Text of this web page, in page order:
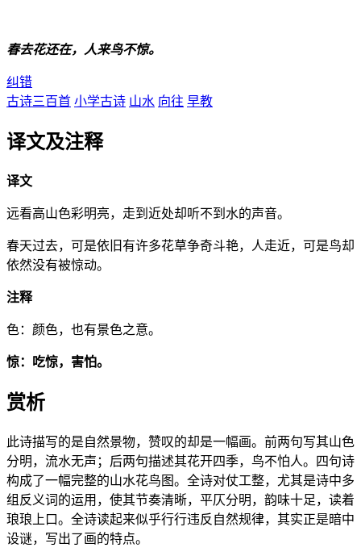
春去花还在，人来鸟不惊。
纠错
古诗三百首 小学古诗 山水 向往 早教
译文及注释
译文
远看高山色彩明亮，走到近处却听不到水的声音。
春天过去，可是依旧有许多花草争奇斗艳，人走近，可是鸟却
依然没有被惊动。
注释
色：颜色，也有景色之意。
惊：吃惊，害怕。
赏析
此诗描写的是自然景物，赞叹的却是一幅画。前两句写其山色
分明，流水无声；后两句描述其花开四季，鸟不怕人。四句诗
构成了一幅完整的山水花鸟图。全诗对仗工整，尤其是诗中多
组反义词的运用，使其节奏清晰，平仄分明，韵味十足，读着
琅琅上口。全诗读起来似乎行行违反自然规律，其实正是暗中
设谜，写出了画的特点。